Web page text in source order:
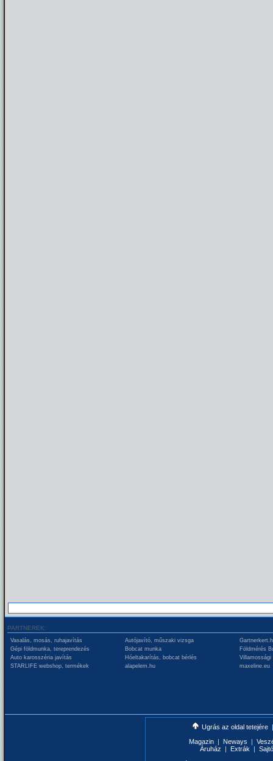
PARTNEREK:
Vasalás, mosás, ruhajavítás Autójavító, műszaki vizsga
Gépi földmunka, tereprendezés
Bobcat munka
Földmérés
Auto karosszéria javítás
Hóeltakarítás, bobcat bérlés
Villamossági
STARLIFE webshop, termékek
alapelem.hu maxeline.eu
Ugrás az oldal tetejére
|
Magazin | Neways |
Áruház
| Extrák |